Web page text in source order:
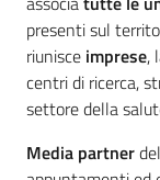
presenti sul
riunisce imprese,
centri di ricerca,
settore della
Media partner